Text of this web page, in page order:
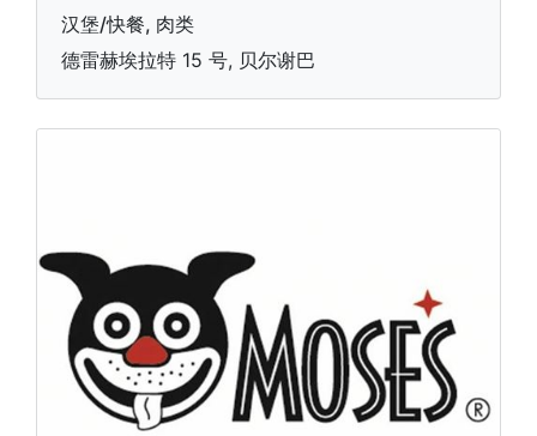
汉堡/快餐, 肉类
德雷赫埃拉特 15 号, 贝尔谢巴